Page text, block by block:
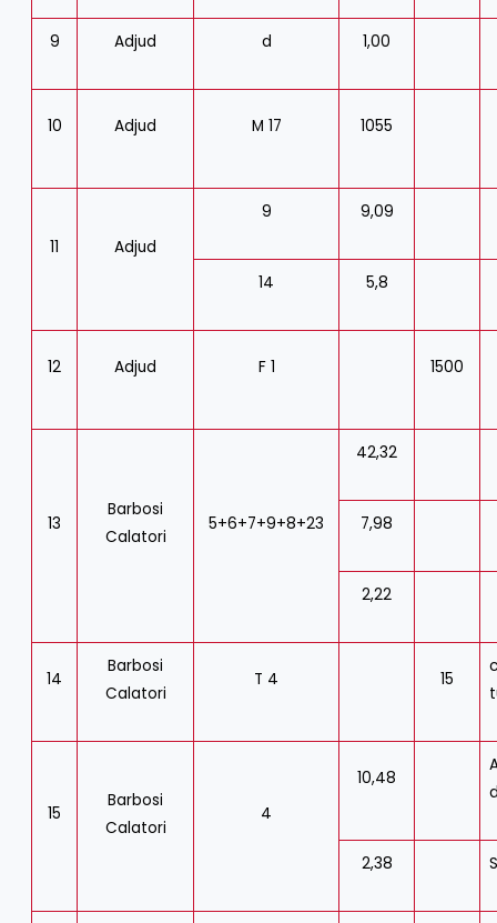
9 Adjud d 1,00
10 Adjud M 17 1055
11 Adjud
9 9,09
14 5,8
12 Adjud F 1 1500
13
Barbosi
Calatori
5+6+7+9+8+23
42,32
7,98
2,22
14
Barbosi
Calatori
T 4 15
15
Barbosi
Calatori
4
10,48
2,38